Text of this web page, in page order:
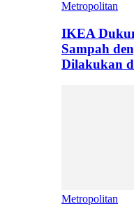
Metropolitan
IKEA
Sampah
Dilakukan
Metropolitan